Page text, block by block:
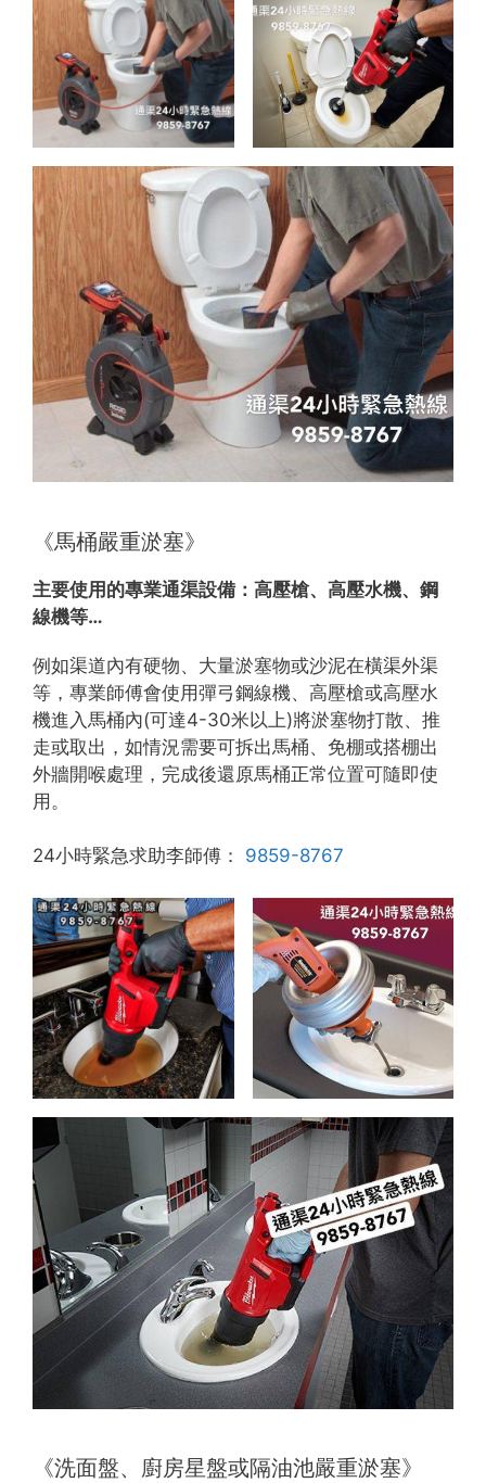
《馬桶嚴重淤塞》
主要使用的專業通渠設備： 高壓槍、高壓水機、鋼
線機等…
例如渠道內有硬物、大量淤塞物或沙泥在橫渠外渠
等，專業師傅會使用彈弓鋼線機、高壓槍或高壓水
機進入馬桶內(可達4-30米以上)將淤塞物打散、推
走或取出，如情況需要可拆出馬桶、免棚或搭棚出
外牆開喉處理，完成後還原馬桶正常位置可隨即使
用。
24小時緊急求助李師傅： 9859-8767
《洗面盤、廚房星盤或隔油池嚴重淤塞》